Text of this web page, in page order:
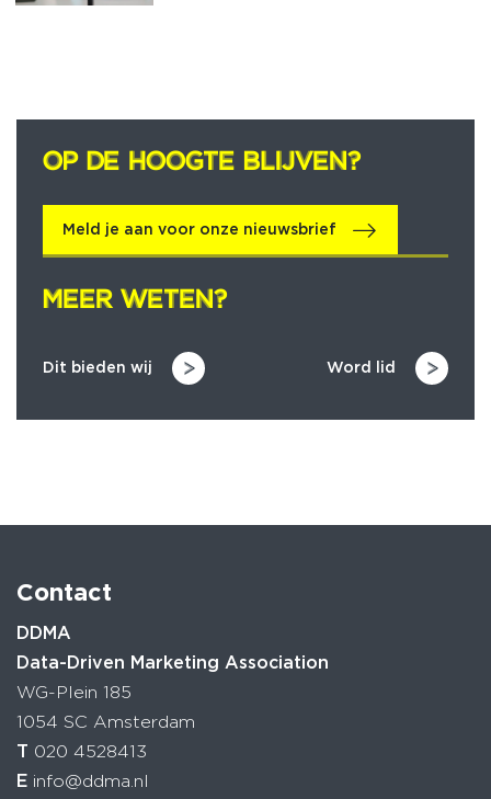
OP DE HOOGTE BLIJVEN?
OP DE HOOGTE BLIJVEN?
Meld je aan voor onze nieuwsbrief
MEER WETEN?
MEER WETEN?
Dit bieden wij Word lid
Contact
DDMA
Data-Driven Marketing Association
WG-Plein 185
1054 SC Amsterdam
T 020 4528413
E info@ddma.nl